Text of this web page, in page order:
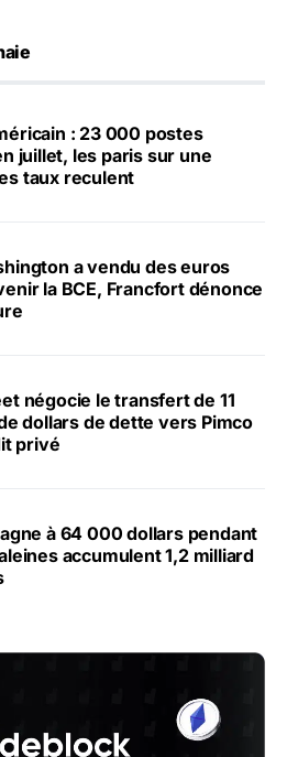
: 23 000 postes
juillet, les paris sur une
taux reculent
a vendu des euros
la BCE, Francfort dénonce
négocie le transfert de 11
dollars de dette vers Pimco
privé
à 64 000 dollars pendant
accumulent 1,2 milliard